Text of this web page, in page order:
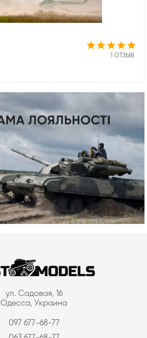
1 ОТЗЫВ
ул. Садовая, 16
Одесса, Украина
097 677-68-77